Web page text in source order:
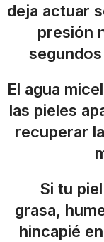
deja actuar
presión
El agua
las pieles
recuperar
Si tu
grasa,
hincapié